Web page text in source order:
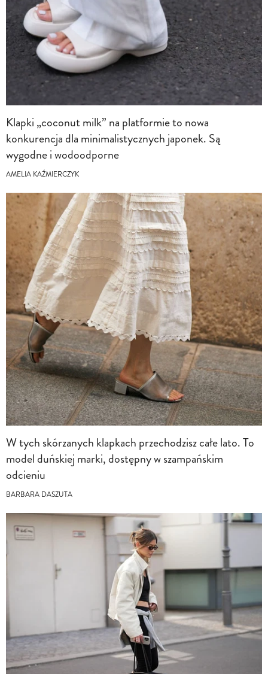
Klapki „coconut milk” na platformie to nowa
konkurencja dla minimalistycznych japonek. Są
wygodne i wodoodporne
AMELIA KAŹMIERCZYK
W tych skórzanych klapkach przechodzisz całe lato. To
model duńskiej marki, dostępny w szampańskim
odcieniu
BARBARA DASZUTA